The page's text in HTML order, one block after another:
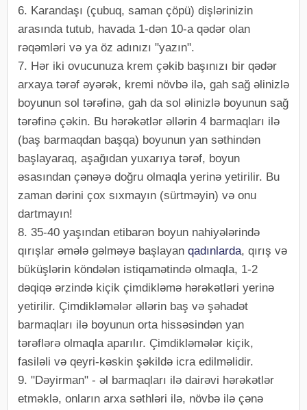
6. Karandaşı (çubuq, saman çöpü) dişlərinizin
arasında tutub, havada 1-dən 10-a qədər olan
rəqəmləri və ya öz adınızı "yazın".
7. Hər iki ovucunuza krem çəkib başınızı bir qədər
arxaya tərəf əyərək, kremi növbə ilə, gah sağ əlinizlə
boyunun sol tərəfinə, gah da sol əlinizlə boyunun sağ
tərəfinə çəkin. Bu hərəkətlər əllərin 4 barmaqları ilə
(baş barmaqdan başqa) boyunun yan səthindən
başlayaraq, aşağıdan yuxarıya tərəf, boyun
əsasından çənəyə doğru olmaqla yerinə yetirilir. Bu
zaman dərini çox sıxmayın (sürtməyin) və onu
dartmayın!
8. 35-40 yaşından etibarən boyun nahiyələrində
qırışlar əmələ gəlməyə başlayan qadınlarda, qırış və
büküşlərin köndələn istiqamətində olmaqla, 1-2
dəqiqə ərzində kiçik çimdikləmə hərəkətləri yerinə
yetirilir. Çimdikləmələr əllərin baş və şəhadət
barmaqları ilə boyunun orta hissəsindən yan
tərəflərə olmaqla aparılır. Çimdikləmələr kiçik,
fasiləli və qeyri-kəskin şəkildə icra edilməlidir.
9. "Dəyirman" - əl barmaqları ilə dairəvi hərəkətlər
etməklə, onların arxa səthləri ilə, növbə ilə çənə